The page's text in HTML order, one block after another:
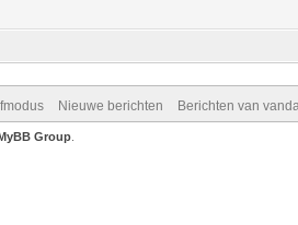
Nieuwe berichten Berichten van
Group.